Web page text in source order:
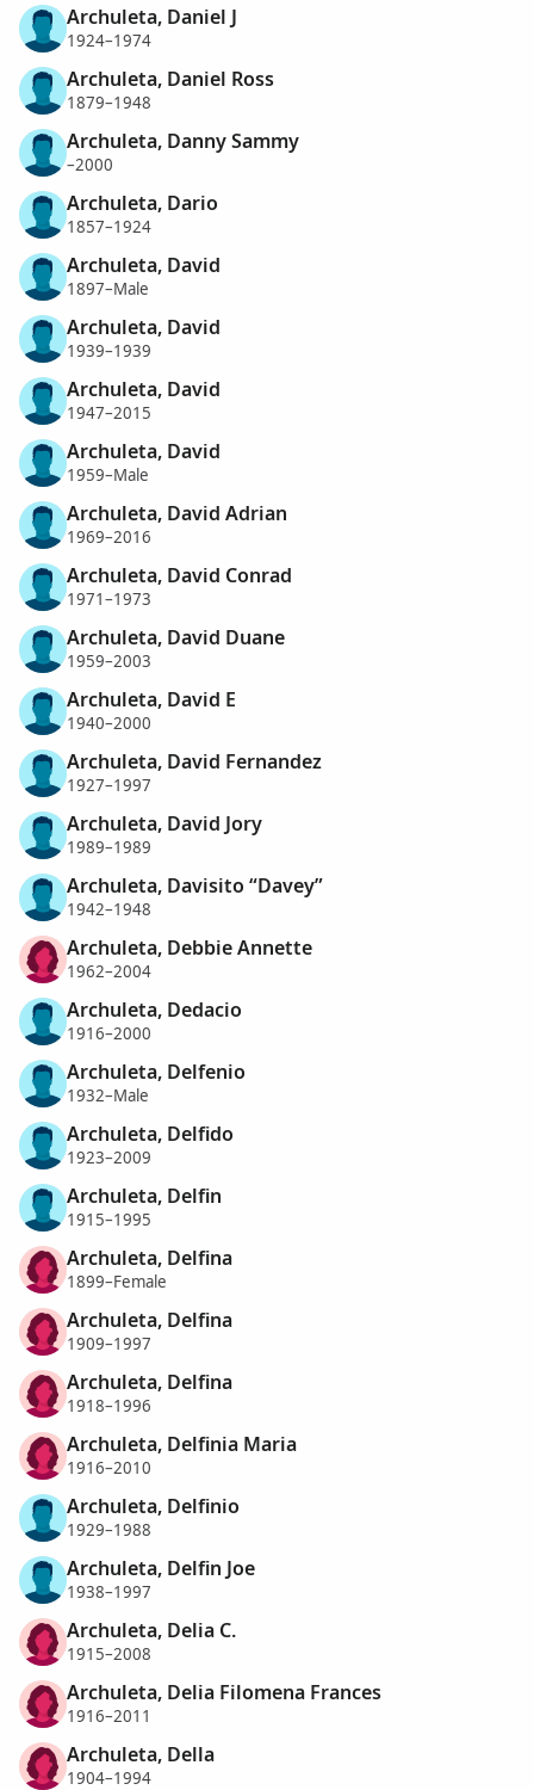
Archuleta, Daniel J
1924–1974
Archuleta, Daniel Ross
1879–1948
Archuleta, Danny Sammy
–2000
Archuleta, Dario
1857–1924
Archuleta, David
1897–Male
Archuleta, David
1939–1939
Archuleta, David
1947–2015
Archuleta, David
1959–Male
Archuleta, David Adrian
1969–2016
Archuleta, David Conrad
1971–1973
Archuleta, David Duane
1959–2003
Archuleta, David E
1940–2000
Archuleta, David Fernandez
1927–1997
Archuleta, David Jory
1989–1989
Archuleta, Davisito “Davey”
1942–1948
Archuleta, Debbie Annette
1962–2004
Archuleta, Dedacio
1916–2000
Archuleta, Delfenio
1932–Male
Archuleta, Delfido
1923–2009
Archuleta, Delfin
1915–1995
Archuleta, Delfina
1899–Female
Archuleta, Delfina
1909–1997
Archuleta, Delfina
1918–1996
Archuleta, Delfinia Maria
1916–2010
Archuleta, Delfinio
1929–1988
Archuleta, Delfin Joe
1938–1997
Archuleta, Delia C.
1915–2008
Archuleta, Delia Filomena Frances
1916–2011
Archuleta, Della
1904–1994